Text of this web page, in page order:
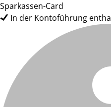
Sparkassen-Card
In der Kontoführung